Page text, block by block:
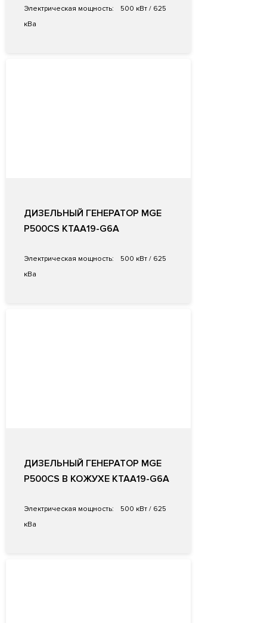
Электрическая мощность:
500 кВт / 625
кВа
ДИЗЕЛЬНЫЙ ГЕНЕРАТОР MGE
P500CS KTAA19-G6A
Электрическая мощность:
500 кВт / 625
кВа
ДИЗЕЛЬНЫЙ ГЕНЕРАТОР MGE
P500CS В КОЖУХЕ KTAA19-G6A
Электрическая мощность:
500 кВт / 625
кВа